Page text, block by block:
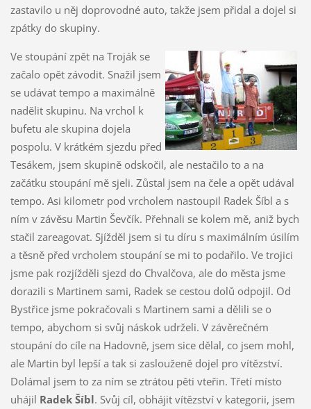
zastavilo u něj doprovodné auto, takže jsem přidal a dojel si
zpátky do skupiny.
Ve stoupání zpět na Troják se
začalo opět závodit. Snažil jsem
se udávat tempo a maximálně
nadělit skupinu. Na vrchol k
bufetu ale skupina dojela
pospolu. V krátkém sjezdu před
Tesákem, jsem skupině odskočil, ale nestačilo to a na
začátku stoupání mě sjeli. Zůstal jsem na čele a opět udával
tempo. Asi kilometr pod vrcholem nastoupil Radek Šíbl a s
ním v závěsu Martin Ševčík. Přehnali se kolem mě, aniž bych
stačil zareagovat. Sjížděl jsem si tu díru s maximálním úsilím
a těsně před vrcholem stoupání se mi to podařilo. Ve trojici
jsme pak rozjížděli sjezd do Chvalčova, ale do města jsme
dorazili s Martinem sami, Radek se cestou dolů odpojil. Od
Bystřice jsme pokračovali s Martinem sami a dělili se o
tempo, abychom si svůj náskok udrželi. V závěrečném
stoupání do cíle na Hadovně, jsem sice dělal, co jsem mohl,
ale Martin byl lepší a tak si zaslouženě dojel pro vítězství.
Dolámal jsem to za ním se ztrátou pěti vteřin. Třetí místo
uhájil Radek Šíbl. Svůj cíl, obhájit vítězství v kategorii, jsem